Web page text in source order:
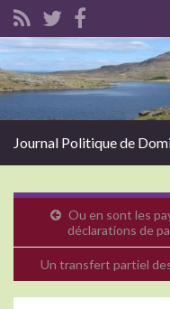
Search for:
Journal Politique de
Ou en sont les
déclarations de
Un transfert partiel